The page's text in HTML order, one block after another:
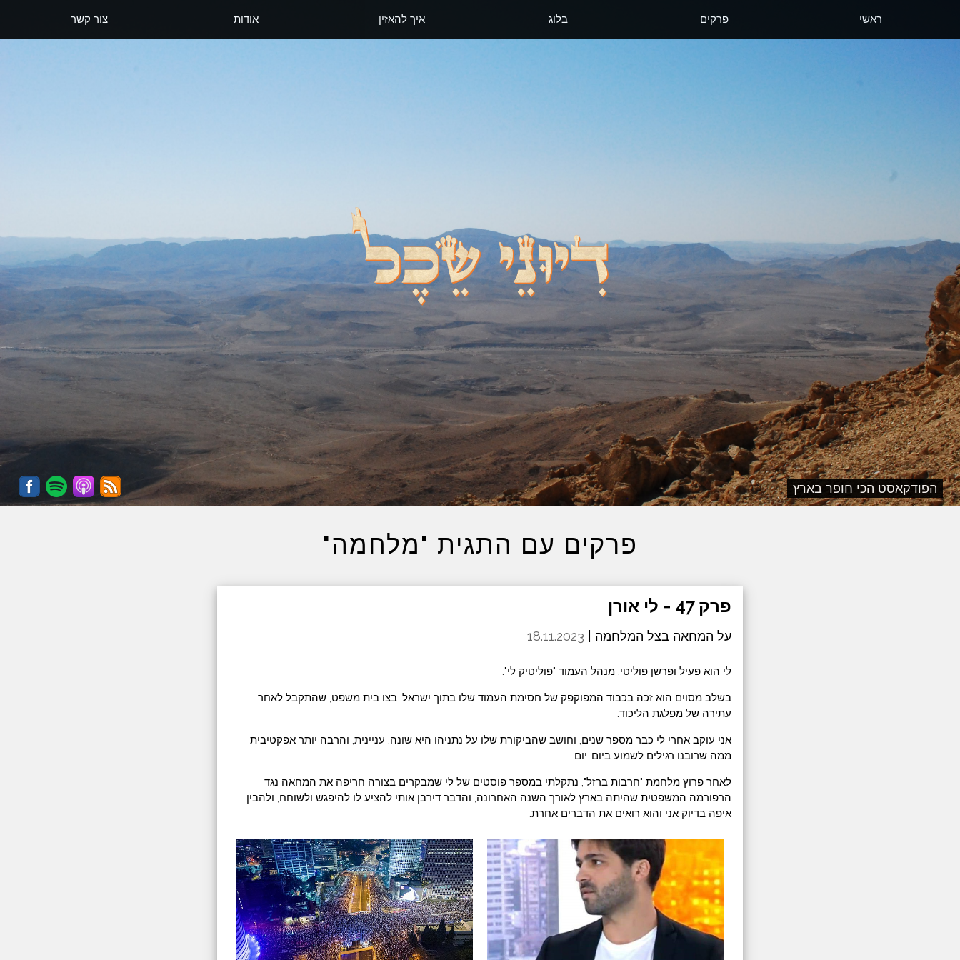
ראשי פרקים בלוג איך להאזין אודות צור קשר
דיוני שכל
הפודקאסט הכי חופר בארץ
פרקים עם התגית "מלחמה"
פרק 47 - לי אורן
על המחאה בצל המלחמה | 18.11.2023
לי הוא פעיל ופרשן פוליטי, מנהל העמוד "פוליטיק לי".
בשלב מסוים הוא זכה בכבוד המפוקפק של חסימת העמוד שלו בתוך ישראל, בצו בית משפט, שהתקבל לאחר
עתירה של מפלגת הליכוד.
אני עוקב אחרי לי כבר מספר שנים, וחושב שהביקורת שלו על נתניהו היא שונה, עניינית, והרבה יותר אפקטיבית
ממה שרובנו רגילים לשמוע ביום-יום.
לאחר פרוץ מלחמת "חרבות ברזל", נתקלתי במספר פוסטים של לי שמבקרים בצורה חריפה את המחאה נגד
הרפורמה המשפטית שהיתה בארץ לאורך השנה האחרונה, והדבר דירבן אותי להציע לו להיפגש ולשוחח, ולהבין
איפה בדיוק אני והוא רואים את הדברים אחרת.